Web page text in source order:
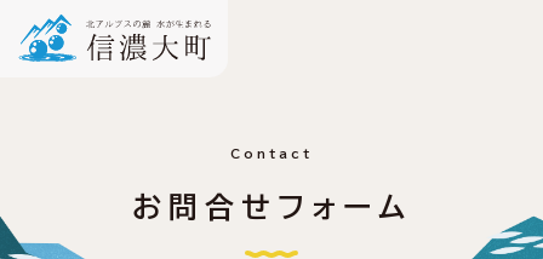
Contact
お問合せフォーム